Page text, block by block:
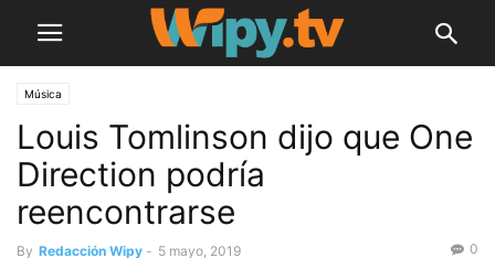
Música
Louis Tomlinson dijo que One
Direction podría
reencontrarse
By Redacción Wipy - 5 mayo, 2019 0